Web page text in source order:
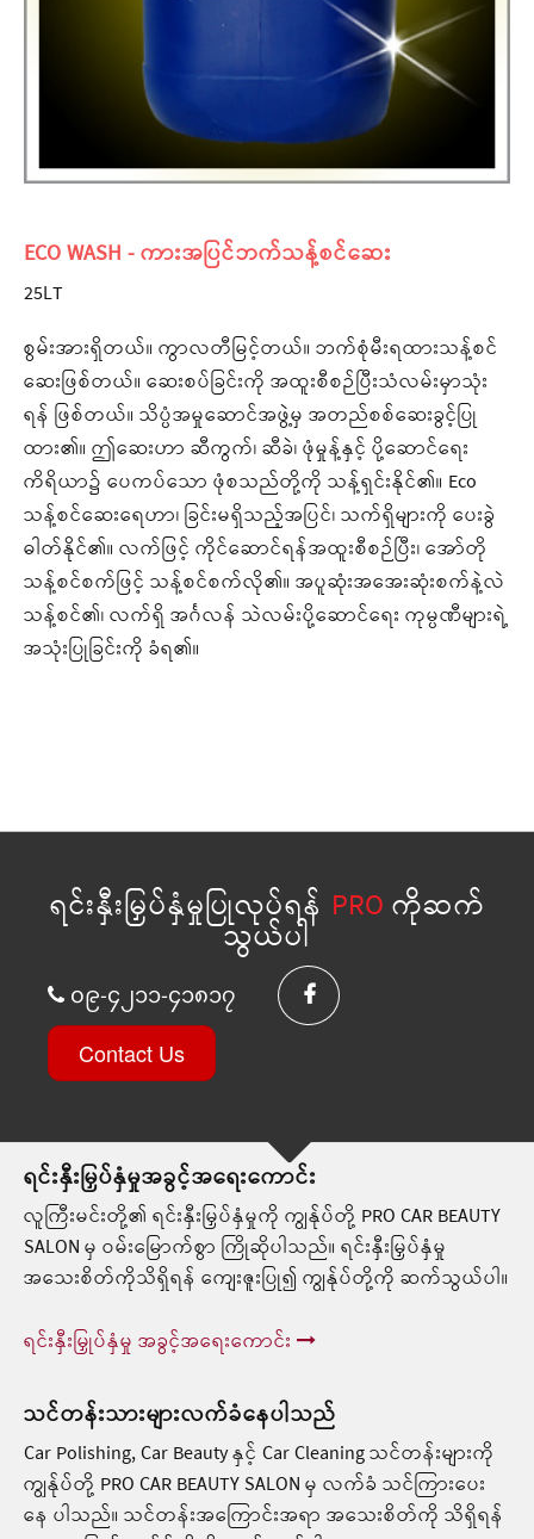
ECO WASH - ကားအပြင်ဘက်သန့်စင်ဆေး
25LT
စွမ်းအားရှိတယ်။ ကွာလတီမြင့်တယ်။ ဘက်စုံမီးရထားသန့်စင်
ဆေးဖြစ်တယ်။ ဆေးစပ်ခြင်းကို အထူးစီစဉ်ပြီးသံလမ်းမှာသုံး
ရန် ဖြစ်တယ်။ သိပ္ပံအမှုဆောင်အဖွဲ့မှ အတည်စစ်ဆေးခွင့်ပြု
ထား၏။ ဤဆေးဟာ ဆီကွက်၊ ဆီခဲ၊ ဖုံမှုန့်နှင့် ပို့ဆောင်ရေး
ကိရိယာ၌ ပေကပ်သော ဖုံစသည်တို့ကို သန့်ရှင်းနိုင်၏။ Eco
သန့်စင်ဆေးရေဟာ၊ ခြင်းမရှိသည့်အပြင်၊ သက်ရှိများကို ပေးခွဲ
ဓါတ်နိုင်၏။ လက်ဖြင့် ကိုင်ဆောင်ရန်အထူးစီစဉ်ပြီး၊ အော်တို
သန့်စင်စက်ဖြင့် သန့်စင်စက်လို၏။ အပူဆုံးအအေးဆုံးစက်နဲ့လဲ
သန့်စင်၏၊ လက်ရှိ အင်္ဂလန် သဲလမ်းပို့ဆောင်ရေး ကုမ္ပဏီများရဲ့
အသုံးပြုခြင်းကို ခံရ၏။
ရင်းနှီးမြှပ်နှံမှုပြုလုပ်ရန် PRO ကိုဆက်
သွယ်ပါ
၀၉-၄၂၁၁-၄၁၈၁၇
Contact Us
ရင်းနှီးမြှပ်နှံမှုအခွင့်အရေးကောင်း
လူကြီးမင်းတို့၏ ရင်းနှီးမြှပ်နှံမှုကို ကျွန်ုပ်တို့ PRO CAR BEAUTY
SALON မှ ဝမ်းမြောက်စွာ ကြိုဆိုပါသည်။ ရင်းနှီးမြှပ်နှံမှု
အသေးစိတ်ကိုသိရှိရန် ကျေးဇူးပြု၍ ကျွန်ုပ်တို့ကို ဆက်သွယ်ပါ။
ရင်းနှီးမြှုပ်နှံမှု အခွင့်အရေးကောင်း
သင်တန်းသားများလက်ခံနေပါသည်
Car Polishing, Car Beauty နှင့် Car Cleaning သင်တန်းများကို
ကျွန်ုပ်တို့ PRO CAR BEAUTY SALON မှ လက်ခံ သင်ကြားပေး
နေ ပါသည်။ သင်တန်းအကြောင်းအရာ အသေးစိတ်ကို သိရှိရန်